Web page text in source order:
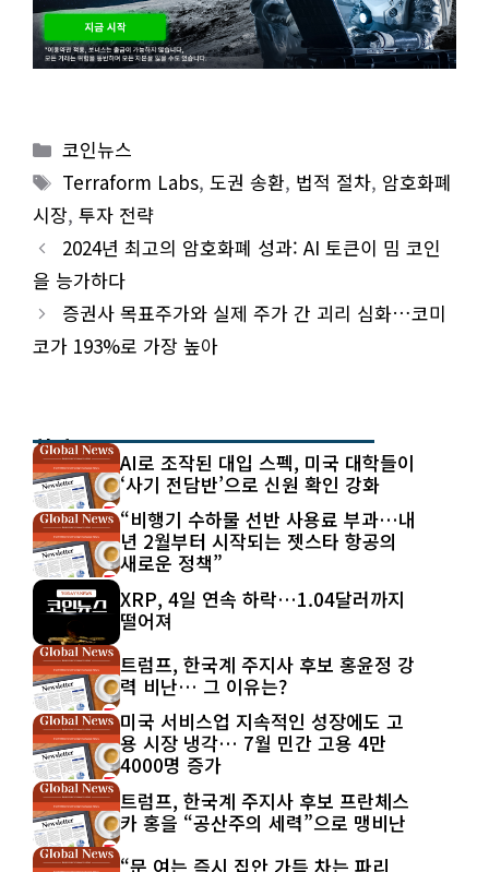
Categories
코인뉴스
Tags
Terraform Labs,도권 송환, 법적 절차, 암호화폐
시장, 투자 전략
2024년 최고의 암호화폐 성과: AI 토큰이 밈 코인
을 능가하다
증권사 목표주가와 실제 주가 간 괴리 심화…코미
코가 193%로 가장 높아
최신 글
AI로 조작된 대입 스펙, 미국 대학들이
‘사기 전담반’으로 신원 확인 강화
“비행기 수하물 선반 사용료 부과…내
년 2월부터 시작되는 젯스타 항공의
새로운 정책”
XRP, 4일 연속 하락…1.04달러까지
떨어져
트럼프, 한국계 주지사 후보 홍윤정 강
력 비난… 그 이유는?
미국 서비스업 지속적인 성장에도 고
용 시장 냉각… 7월 민간 고용 4만
4000명 증가
트럼프, 한국계 주지사 후보 프란체스
카 홍을 “공산주의 세력”으로 맹비난
“문 여는 즉시 집안 가득 차는 파리